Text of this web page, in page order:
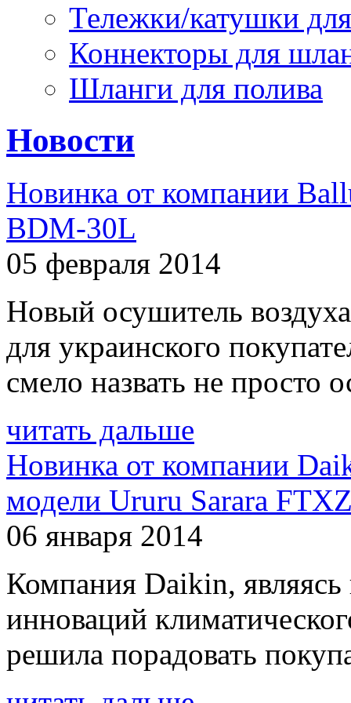
Тележки/катушки
Коннекторы для
Шланги для полива
Новости
Новинка от компании
BDM-30L
05 февраля 2014
Новый осушитель
для украинского
смело назвать не просто
читать дальше
Новинка от компании
модели Ururu Sarara
06 января 2014
Компания Daikin,
инноваций
решила порадовать